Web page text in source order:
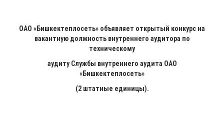
ОАО «Бишкектеплосеть» объявляет открытый конкурс на
вакантную должность внутреннего аудитора по
техническому
аудиту Службы внутреннего аудита ОАО
«Бишкектеплосеть»
(2 штатные единицы).